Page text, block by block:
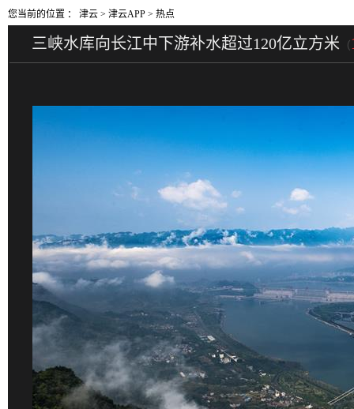
您当前的位置 ： 津云 > 津云APP > 热点
三峡水库向长江中下游补水超过120亿立方米 （